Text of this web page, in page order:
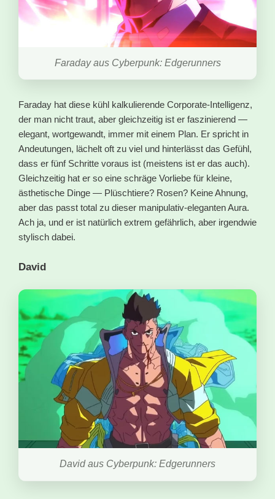
Faraday aus Cyberpunk: Edgerunners
Faraday hat diese kühl kalkulierende Corporate-Intelligenz,
der man nicht traut, aber gleichzeitig ist er faszinierend —
elegant, wortgewandt, immer mit einem Plan. Er spricht in
Andeutungen, lächelt oft zu viel und hinterlässt das Gefühl,
dass er fünf Schritte voraus ist (meistens ist er das auch).
Gleichzeitig hat er so eine schräge Vorliebe für kleine,
ästhetische Dinge — Plüschtiere? Rosen? Keine Ahnung,
aber das passt total zu dieser manipulativ-eleganten Aura.
Ach ja, und er ist natürlich extrem gefährlich, aber irgendwie
stylisch dabei.
David
David aus Cyberpunk: Edgerunners